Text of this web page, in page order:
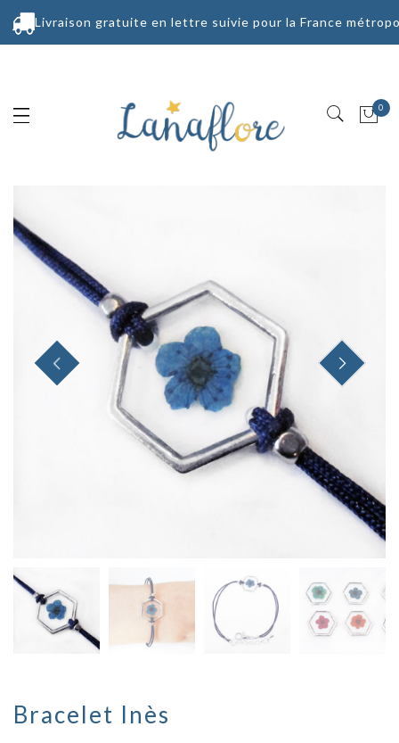
Livraison gratuite en lettre suivie pour la France
0
PREVIOUS NEXT
Bracelet Inès